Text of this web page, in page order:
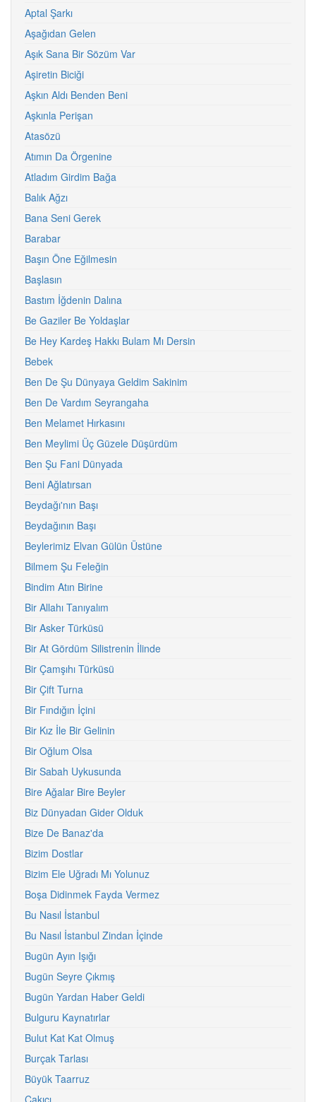
Aptal Şarkı
Aşağıdan Gelen
Aşık Sana Bir Sözüm Var
Aşiretin Biciği
Aşkın Aldı Benden Beni
Aşkınla Perişan
Atasözü
Atımın Da Örgenine
Atladım Girdim Bağa
Balık Ağzı
Bana Seni Gerek
Barabar
Başın Öne Eğilmesin
Başlasın
Bastım İğdenin Dalına
Be Gaziler Be Yoldaşlar
Be Hey Kardeş Hakkı Bulam Mı Dersin
Bebek
Ben De Şu Dünyaya Geldim Sakinim
Ben De Vardım Seyrangaha
Ben Melamet Hırkasını
Ben Meylimi Üç Güzele Düşürdüm
Ben Şu Fani Dünyada
Beni Ağlatırsan
Beydağı'nın Başı
Beydağının Başı
Beylerimiz Elvan Gülün Üstüne
Bilmem Şu Feleğin
Bindim Atın Birine
Bir Allahı Tanıyalım
Bir Asker Türküsü
Bir At Gördüm Silistrenin İlinde
Bir Çamşıhı Türküsü
Bir Çift Turna
Bir Fındığın İçini
Bir Kız İle Bir Gelinin
Bir Oğlum Olsa
Bir Sabah Uykusunda
Bire Ağalar Bire Beyler
Biz Dünyadan Gider Olduk
Bize De Banaz'da
Bizim Dostlar
Bizim Ele Uğradı Mı Yolunuz
Boşa Didinmek Fayda Vermez
Bu Nasıl İstanbul
Bu Nasıl İstanbul Zindan İçinde
Bugün Ayın Işığı
Bugün Seyre Çıkmış
Bugün Yardan Haber Geldi
Bulguru Kaynatırlar
Bulut Kat Kat Olmuş
Burçak Tarlası
Büyük Taarruz
Çakıcı